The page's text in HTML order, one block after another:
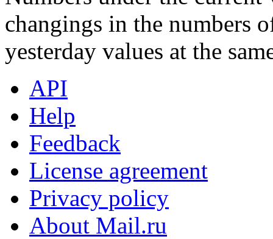
changings in the numbers
yesterday values at the
API
Help
Feedback
License agreement
Privacy policy
About Mail.ru